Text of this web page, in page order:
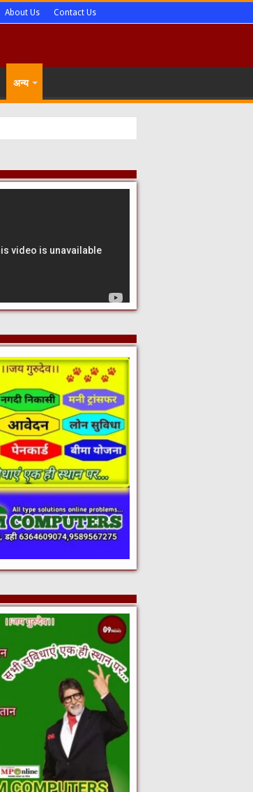
About Us Contact Us
अन्य